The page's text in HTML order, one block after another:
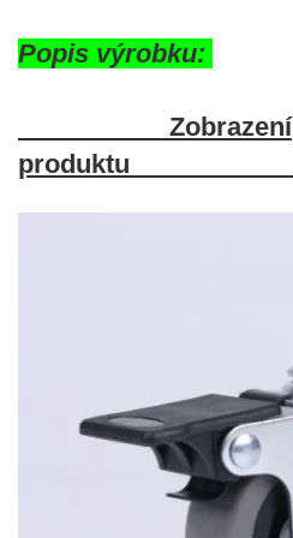
Popis výrobku:
Zobrazení
produktu